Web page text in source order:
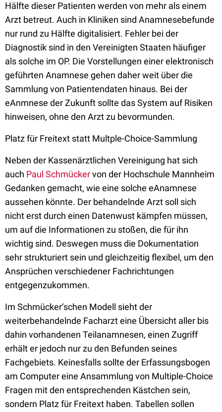
Hälfte dieser Patienten werden von mehr als einem
Arzt betreut. Auch in Kliniken sind Anamnesebefunde
nur rund zu Hälfte digitalisiert. Fehler bei der
Diagnostik sind in den Vereinigten Staaten häufiger
als solche im OP. Die Vorstellungen einer elektronisch
geführten Anamnese gehen daher weit über die
Sammlung von Patientendaten hinaus. Bei der
eAnmnese der Zukunft sollte das System auf Risiken
hinweisen, ohne den Arzt zu bevormunden.
Platz für Freitext statt Multple-Choice-Sammlung
Neben der Kassenärztlichen Vereinigung hat sich
auch Paul Schmückervon der Hochschule Mannheim
Gedanken gemacht, wie eine solche eAnamnese
aussehen könnte. Der behandelnde Arzt soll sich
nicht erst durch einen Datenwust kämpfen müssen,
um auf die Informationen zu stoßen, die für ihn
wichtig sind. Deswegen muss die Dokumentation
sehr strukturiert sein und gleichzeitig flexibel, um den
Ansprüchen verschiedener Fachrichtungen
entgegenzukommen.
Im Schmücker‘schen Modell sieht der
weiterbehandelnde Facharzt eine Übersicht aller bis
dahin vorhandenen Teilanamnesen, einen Zugriff
erhält er jedoch nur zu den Befunden seines
Fachgebiets. Keinesfalls sollte der Erfassungsbogen
am Computer eine Ansammlung von Multiple-Choice
Fragen mit den entsprechenden Kästchen sein,
sondern Platz für Freitext haben. Tabellen sollen